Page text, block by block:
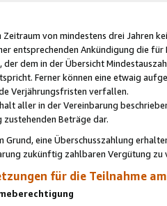
von mindestens drei Jahren
entsprechenden Ankündigung die
dem in der Übersicht
Ferner können eine etwaig
Verjährungsfristen verfallen.
aller in der Vereinbarung
Beträge dar.
Grund, eine Überschusszahlung
zukünftig zahlbaren Vergütung zu
für die Teilnahme